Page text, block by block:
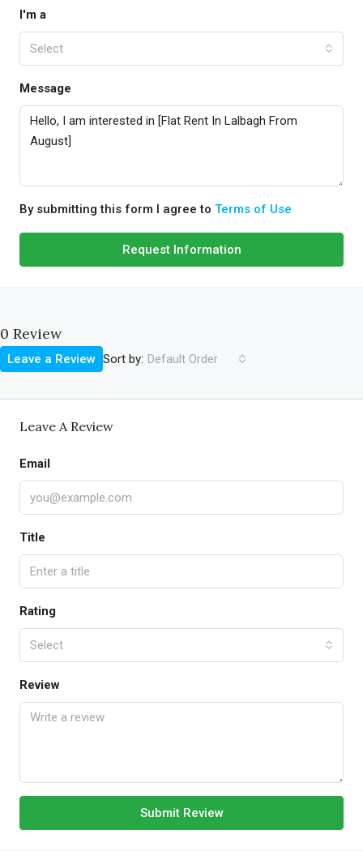
I'm a
Select
Message
By submitting this form I agree to Terms of Use
Request Information
0 Review
Sort by: Default Order
Leave a Review
Leave A Review
Email
Title
Rating
Select
Review
Submit Review